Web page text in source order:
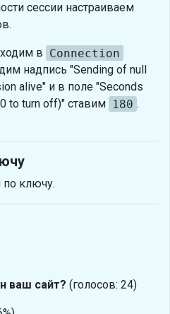
сессии настраиваем
в Connection
надпись "Sending of null
alive" и в поле "Seconds
to turn off)" ставим 180 .
по ключу.
ваш сайт? (голосов: 24)